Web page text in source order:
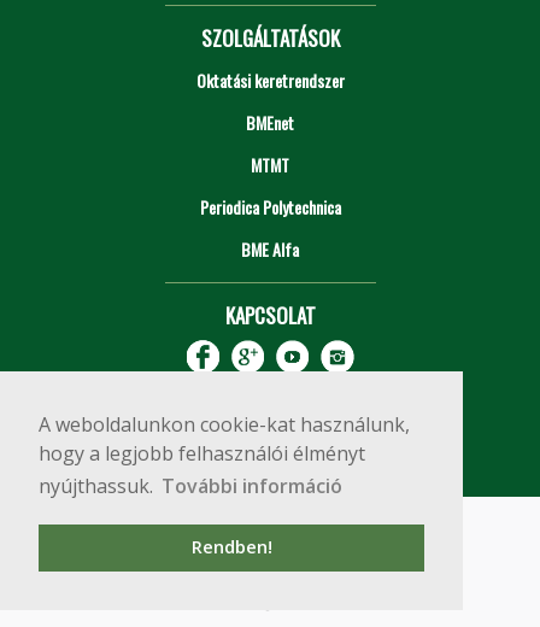
A weboldalunkon cookie-kat használunk,
hogy a legjobb felhasználói élményt
nyújthassuk. További információ
Rendben!
SZOLGÁLTATÁSOK
Oktatási keretrendszer
BMEnet
MTMT
Periodica Polytechnica
BME Alfa
KAPCSOLAT
Copyright © 2020 BME Építőmérnöki Kar
1111 Budapest, Műegyetem rkp. 3.